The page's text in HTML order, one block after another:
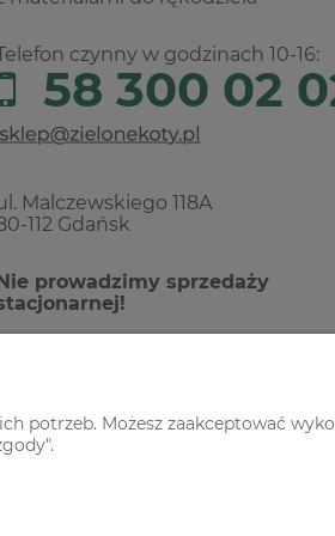
czynny w godzinach 10-16:
58 300 02
Malczewskiego 118A
112 Gdańsk
prowadzimy sprzedaży
potrzeb. Możesz zaakceptować